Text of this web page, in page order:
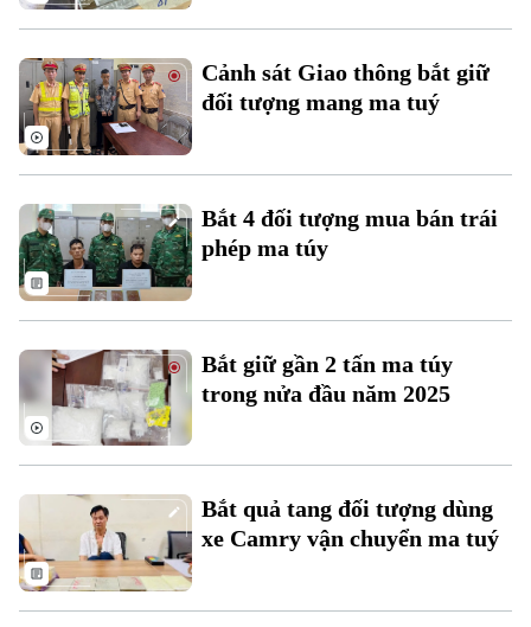
Chuyên mục
Thời sự
Hà Nội
Chính trị
An ninh trật tự
Công nghệ
Hà Nội
Nhịp sống Hà Nội
Người Hà Nội
Khoảnh khắc Hà Nội
Thế giới
Tin tức
Quân sự
Hồ sơ
Tin tức
Nhà đất
Cảnh sát Giao thông bắt giữ
đối tượng mang ma tuý
Bắt 4 đối tượng mua bán trái
phép ma túy
Bắt giữ gần 2 tấn ma túy
trong nửa đầu năm 2025
Bắt quả tang đối tượng dùng
xe Camry vận chuyển ma tuý